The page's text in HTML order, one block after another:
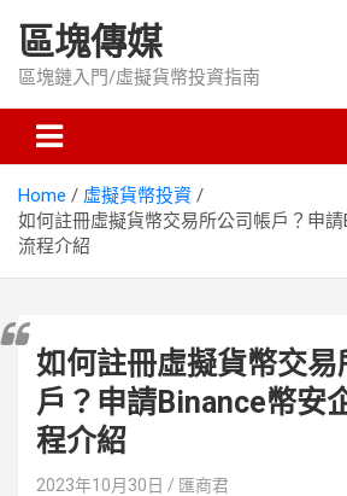
content
區塊傳媒
區塊鏈入門/虛擬貨幣投資指南
Home
虛擬貨幣投資
如何註冊虛擬貨幣交易所公司帳戶？申
流程介紹
如何註冊虛擬貨幣交易
戶？申請Binance幣安
程介紹
2023年10月30日 匯商君